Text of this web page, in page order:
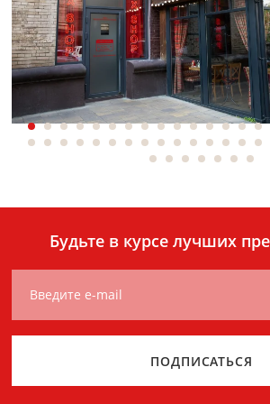
Будьте в курсе лучших
Введите e-mail
ПОДПИСАТЬСЯ